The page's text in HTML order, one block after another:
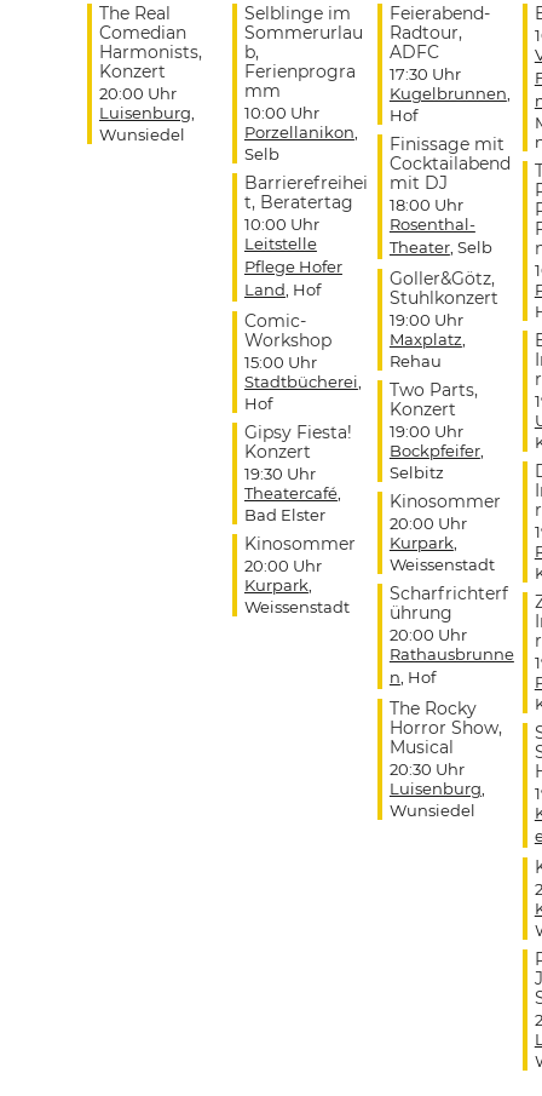
The Real
Comedian
Harmonists,
Konzert
20:00 Uhr
Luisenburg
Wunsiedel
Selblinge im
Sommerurlau
b,
Ferienprogra
mm
10:00 Uhr
Porzellanikon
Selb
Barrierefreihei
t, Beratertag
10:00 Uhr
Leitstelle
Pflege Hofer
Land , Hof
Comic-
Workshop
15:00 Uhr
Stadtbücherei
Hof
Gipsy Fiesta!
Konzert
19:30 Uhr
Theatercafé,
Bad Elster
Kinosommer
20:00 Uhr
Kurpark
Weissenstadt
Feierabend-
Radtour,
ADFC
17:30 Uhr
Kugelbrunnen
Hof
Finissage mit
Cocktailabend
mit DJ
18:00 Uhr
Rosenthal-
Theater, Selb
Goller&Götz,
Stuhlkonzert
19:00 Uhr
Maxplatz
Rehau
Two Parts,
Konzert
19:00 Uhr
Bockpfeifer,
Selbitz
Kinosommer
20:00 Uhr
Kurpark
Weissenstadt
Scharfrichterf
ührung
20:00 Uhr
Rathausbrunne
n , Hof
The Rocky
Horror Show,
Musical
20:30 Uhr
Luisenburg
Wunsiedel